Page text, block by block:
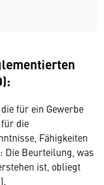
für ein Gewerbe
die
Fähigkeiten
Die Beurteilung, was
ist, obliegt